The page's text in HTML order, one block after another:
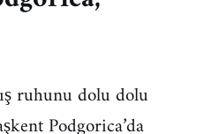
ruhunu dolu dolu
Podgorica’da